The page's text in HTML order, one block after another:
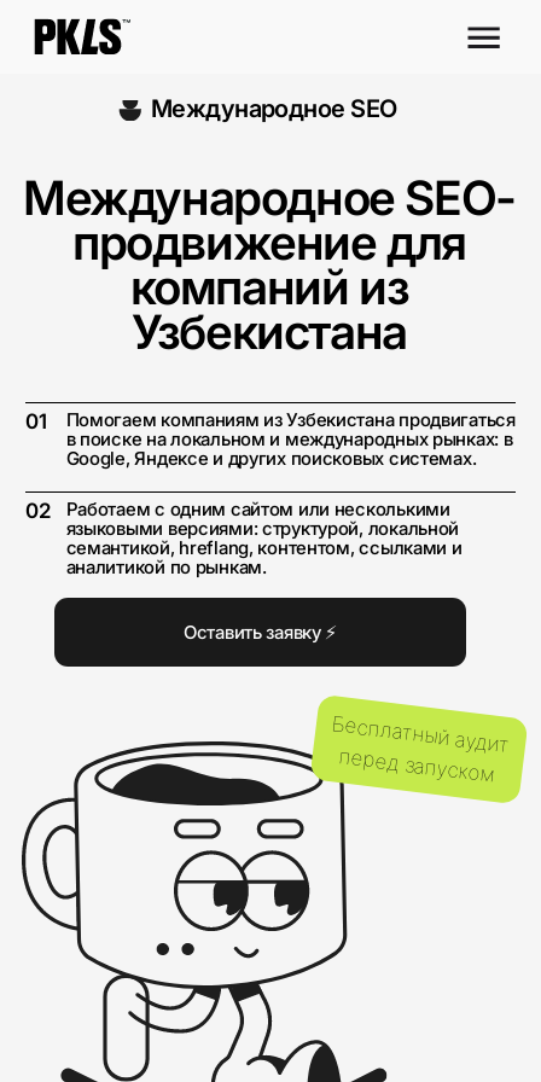
продвижение для
компаний из
Узбекистана
Помогаем компаниям из Узбекистана продвигаться
в поиске на локальном и международных рынках: в
Google, Яндексе и других поисковых системах.
аналитикой по рынкам.
Оставить заявку ⚡
Бесплатный аудит
перед запуском
ПОМОГАЕМ
КОМПАНИЯМ ИЗ
УЗБЕКИСТАНА РАСТИ В
ПОИСКЕ НА
ЛОКАЛЬНОМ И
МЕЖДУНАРОДНЫХ
РЫНКАХ